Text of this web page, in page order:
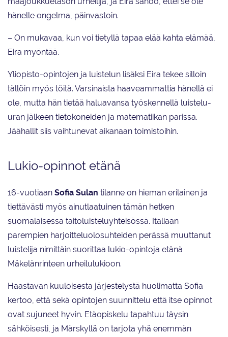
hänelle ongelma, päinvastoin.
– On mukavaa, kun voi tietyllä tapaa elää kahta elämää,
Eira myöntää.
Yliopisto-opintojen ja luistelun lisäksi Eira tekee silloin
tällöin myös töitä. Varsinaista haaveammattia hänellä ei
ole, mutta hän tietää haluavansa työskennellä luistelu-
uran jälkeen tietokoneiden ja matematiikan parissa.
Jäähallit siis vaihtunevat aikanaan toimistoihin.
Lukio-opinnot etänä
16-vuotiaan Sofia Sulan tilanne on hieman erilainen ja
tiettävästi myös ainutlaatuinen tämän hetken
suomalaisessa taitoluisteluyhteisössä. Italiaan
parempien harjoitteluolosuhteiden perässä muuttanut
luistelija nimittäin suorittaa lukio-opintoja etänä
Mäkelänrinteen urheilulukioon.
Haastavan kuuloisesta järjestelystä huolimatta Sofia
kertoo, että sekä opintojen suunnittelu että itse opinnot
ovat sujuneet hyvin. Etäopiskelu tapahtuu täysin
sähköisesti, ja Märskyllä on tarjota yhä enemmän